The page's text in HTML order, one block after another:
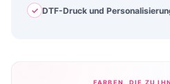
✓ DTF-Druck und
FARBEN, DIE ZU